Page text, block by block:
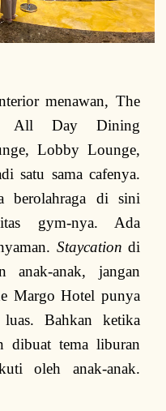
menawan, The
All Day Dining
Lobby Lounge,
satu sama cafenya.
berolahraga di sini
gym-nya. Ada
Staycation di
anak-anak, jangan
Margo Hotel punya
Bahkan ketika
dibuat tema liburan
oleh anak-anak.